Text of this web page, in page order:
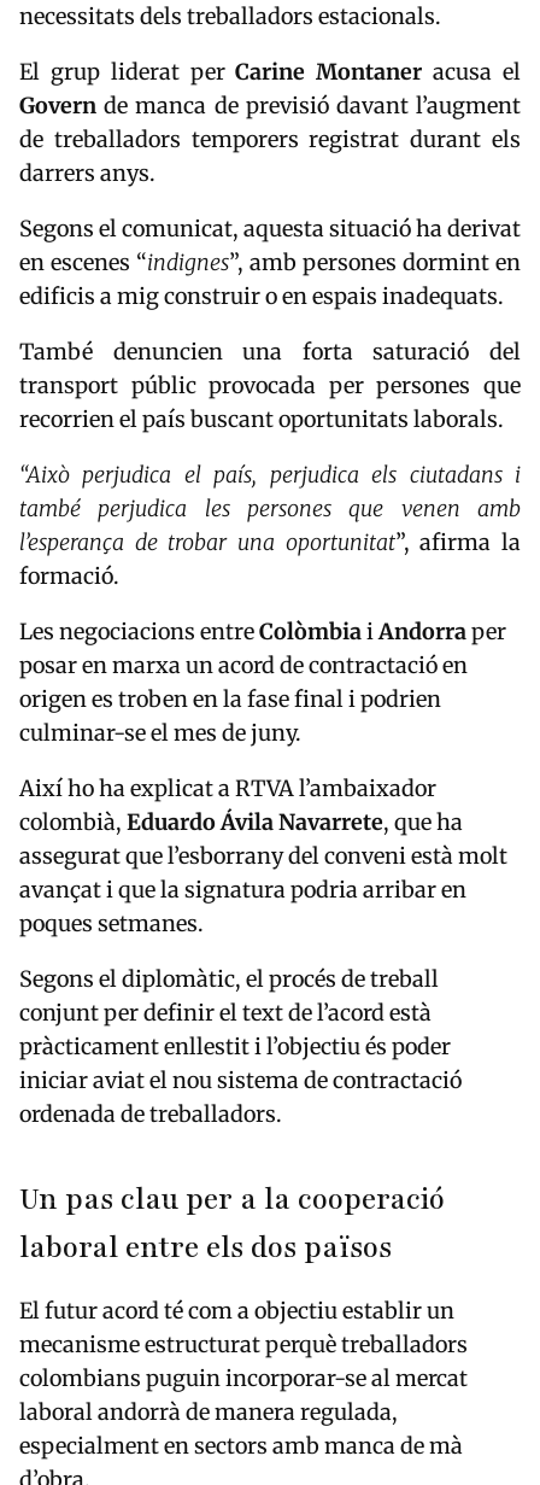
necessitats dels treballadors estacionals.
El grup liderat perCarine Montaner acusa el
Govern de manca de previsió davant l’augment
de treballadors temporers registrat durant els
darrers anys.
Segons el comunicat, aquesta situació ha derivat
en escenes “indignes”, amb persones dormint en
edificis a mig construir o en espais inadequats.
També denuncien una forta saturació del
transport públic provocada per persones que
recorrien el país buscant oportunitats laborals.
“Això perjudica el país, perjudica els ciutadans i
també perjudica les persones que venen amb
l’esperança de trobar una oportunitat”, afirma la
formació.
Les negociacions entreColòmbiaiAndorraper
posar en marxa un acord de contractació en
origen es troben en la fase final i podrien
culminar-se el mes de juny.
Així ho ha explicat a RTVA l’ambaixador
colombià, Eduardo Ávila Navarrete, que ha
assegurat que l’esborrany del conveni està molt
avançat i que la signatura podria arribar en
poques setmanes.
Segons el diplomàtic, el procés de treball
conjunt per definir el text de l’acord està
pràcticament enllestit i l’objectiu és poder
iniciar aviat el nou sistema de contractació
ordenada de treballadors.
Un pas clau per a la cooperació
laboral entre els dos països
El futur acord té com a objectiu establir un
mecanisme estructurat perquè treballadors
colombians puguin incorporar-se al mercat
laboral andorrà de manera regulada,
especialment en sectors amb manca de mà
d’obra.